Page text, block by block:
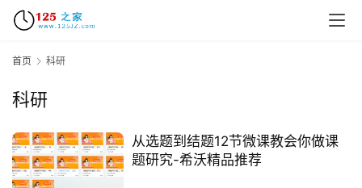
首页 科研
科研
从选题到结题12节微课教会你做课
题研究-希沃精品推荐